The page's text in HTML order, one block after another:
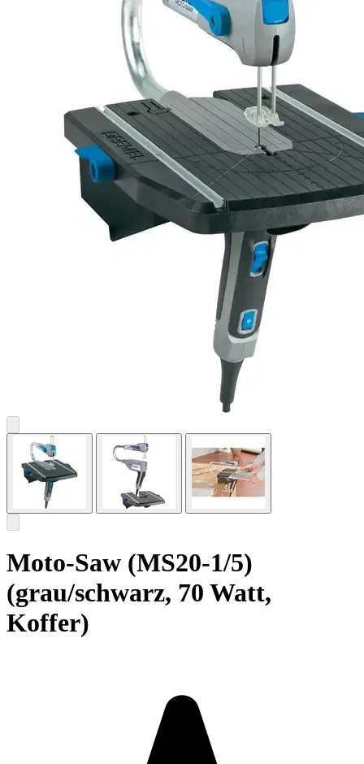
Moto-Saw (MS20-1/5)
(grau/schwarz, 70 Watt,
Koffer)